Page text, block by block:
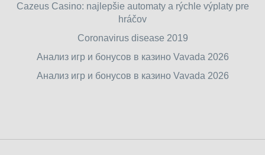
games
games.
Cazeus Casino: najlepšie automaty a rýchle výplaty pre
hráčov
Coronavirus disease 2019
Анализ игр и бонусов в казино Vavada 2026
Анализ игр и бонусов в казино Vavada 2026